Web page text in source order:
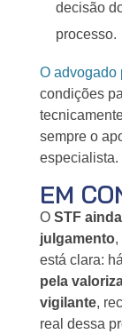
decisão
processo.
O advogado
condições
sempre o
especialista.
EM
O STF
julgamento,
está clara:
pela
vigilante,
real dessa